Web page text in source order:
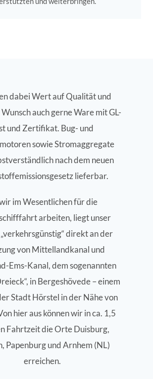
dabei Wert auf Qualität und
auch gerne Ware mit GL-
und Zertifikat. Bug- und
sowie Stromaggregate
nach dem neuen
lieferbar.
im Wesentlichen für die
arbeiten, liegt unser
direkt an der
von Mittellandkanal und
Ems-Kanal, dem sogenannten
in Bergeshövede – einem
Stadt Hörstel in der Nähe von
hier aus können wir in ca. 1,5
Fahrtzeit die Orte Duisburg,
Papenburg und Arnhem (NL)
erreichen.